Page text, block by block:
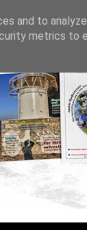
and to
metrics to